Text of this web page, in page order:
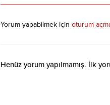
Yorum yapabilmek için oturum
Henüz yorum yapılmamış. İlk